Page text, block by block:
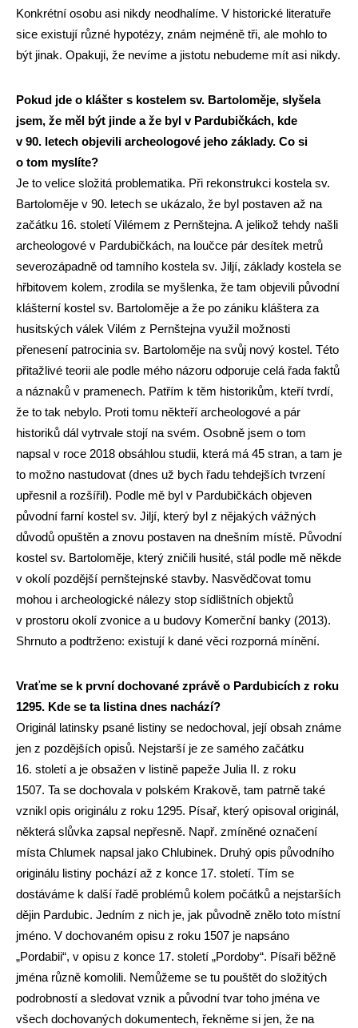
Konkrétní osobu asi nikdy neodhalíme. V historické literatuře
sice existují různé hypotézy, znám nejméně tři, ale mohlo to
být jinak. Opakuji, že nevíme a jistotu nebudeme mít asi nikdy.
Pokud jde o klášter s kostelem sv. Bartoloměje, slyšela
jsem, že měl být jinde a že byl v Pardubičkách, kde
v 90. letech objevili archeologové jeho základy. Co si
o tom myslíte?
Je to velice složitá problematika. Při rekonstrukci kostela sv.
Bartoloměje v 90. letech se ukázalo, že byl postaven až na
začátku 16. století Vilémem z Pernštejna. A jelikož tehdy našli
archeologové v Pardubičkách, na loučce pár desítek metrů
severozápadně od tamního kostela sv. Jiljí, základy kostela se
hřbitovem kolem, zrodila se myšlenka, že tam objevili původní
klášterní kostel sv. Bartoloměje a že po zániku kláštera za
husitských válek Vilém z Pernštejna využil možnosti
přenesení patrocinia sv. Bartoloměje na svůj nový kostel. Této
přitažlivé teorii ale podle mého názoru odporuje celá řada faktů
a náznaků v pramenech. Patřím k těm historikům, kteří tvrdí,
že to tak nebylo. Proti tomu někteří archeologové a pár
historiků dál vytrvale stojí na svém. Osobně jsem o tom
napsal v roce 2018 obsáhlou studii, která má 45 stran, a tam je
to možno nastudovat (dnes už bych řadu tehdejších tvrzení
upřesnil a rozšířil). Podle mě byl v Pardubičkách objeven
původní farní kostel sv. Jiljí, který byl z nějakých vážných
důvodů opuštěn a znovu postaven na dnešním místě. Původní
kostel sv. Bartoloměje, který zničili husité, stál podle mě někde
v okolí pozdější pernštejnské stavby. Nasvědčovat tomu
mohou i archeologické nálezy stop sídlištních objektů
v prostoru okolí zvonice a u budovy Komerční banky (2013).
Shrnuto a podtrženo: existují k dané věci rozporná mínění.
Vraťme se k první dochované zprávě o Pardubicích z roku
1295. Kde se ta listina dnes nachází?
Originál latinsky psané listiny se nedochoval, její obsah známe
jen z pozdějších opisů. Nejstarší je ze samého začátku
16. století a je obsažen v listině papeže Julia II. z roku
1507. Ta se dochovala v polském Krakově, tam patrně také
vznikl opis originálu z roku 1295. Písař, který opisoval originál,
některá slůvka zapsal nepřesně. Např. zmíněné označení
místa Chlumek napsal jako Chlubinek. Druhý opis původního
originálu listiny pochází až z konce 17. století. Tím se
dostáváme k další řadě problémů kolem počátků a nejstarších
dějin Pardubic. Jedním z nich je, jak původně znělo toto místní
jméno. V dochovaném opisu z roku 1507 je napsáno
„Pordabii“, v opisu z konce 17. století „Pordoby“. Písaři běžně
jména různě komolili. Nemůžeme se tu pouštět do složitých
podrobností a sledovat vznik a původní tvar toho jména ve
všech dochovaných dokumentech, řekněme si jen, že na